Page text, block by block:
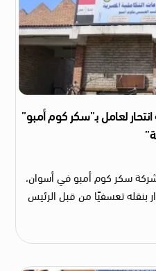
لعامل بـ”سكر كوم أمبو”
سكر كوم أمبو في أسوان،
بنقله تعسفيًا من قبل الرئيس